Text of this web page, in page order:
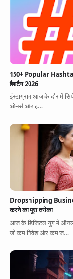
150+ Popular
हैशटैग 2026
इंस्टाग्राम आज के दौर में
ओनर्स और इ…
Dropshipping
करने का पूरा तरीका
आज के डिजिटल युग में
जो कम निवेश और कम ज…